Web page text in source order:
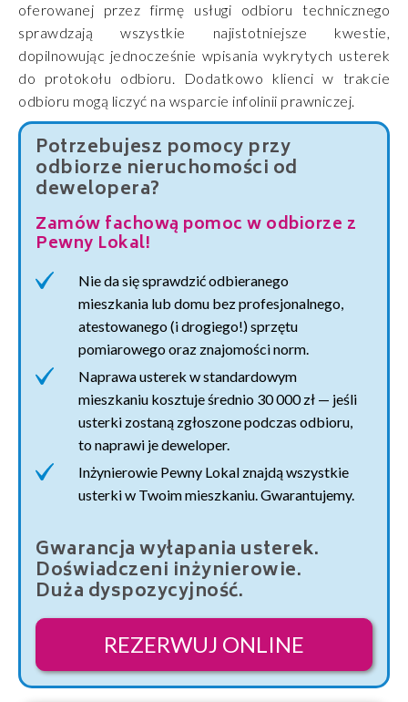
oferowanej przez firmę usługi odbioru technicznego
sprawdzają wszystkie najistotniejsze kwestie,
dopilnowując jednocześnie wpisania wykrytych usterek
do protokołu odbioru. Dodatkowo klienci w trakcie
odbioru mogą liczyć na wsparcie infolinii prawniczej.
Potrzebujesz pomocy przy
odbiorze nieruchomości od
dewelopera?
Zamów fachową pomoc w odbiorze z
Pewny Lokal!
Nie da się sprawdzić odbieranego
mieszkania lub domu bez profesjonalnego,
atestowanego (i drogiego!) sprzętu
pomiarowego oraz znajomości norm.
Naprawa usterek w standardowym
mieszkaniu kosztuje średnio 30 000 zł — jeśli
usterki zostaną zgłoszone podczas odbioru,
to naprawi je deweloper.
Inżynierowie Pewny Lokal znajdą wszystkie
usterki w Twoim mieszkaniu. Gwarantujemy.
Gwarancja wyłapania usterek.
Doświadczeni inżynierowie.
Duża dyspozycyjność.
REZERWUJ ONLINE